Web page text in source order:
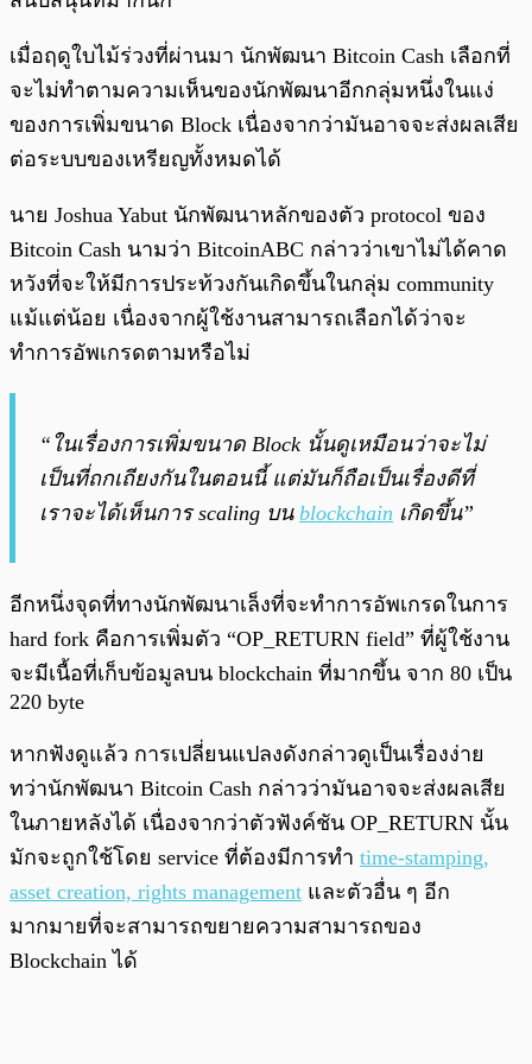
เมื่อฤดูใบไม้ร่วงที่ผ่านมา นักพัฒนา Bitcoin Cash เลือกที่
จะไม่ทำตามความเห็นของนักพัฒนาอีกกลุ่มหนึ่งในแง่
ของการเพิ่มขนาด Block เนื่องจากว่ามันอาจจะส่งผลเสีย
ต่อระบบของเหรียญทั้งหมดได้
นาย Joshua Yabut นักพัฒนาหลักของตัว protocol ของ
Bitcoin Cash นามว่า BitcoinABC กล่าวว่าเขาไม่ได้คาด
หวังที่จะให้มีการประท้วงกันเกิดขึ้นในกลุ่ม community
แม้แต่น้อย เนื่องจากผู้ใช้งานสามารถเลือกได้ว่าจะ
ทำการอัพเกรดตามหรือไม่
“ในเรื่องการเพิ่มขนาด Block นั้นดูเหมือนว่าจะไม่
เป็นที่ถกเถียงกันในตอนนี้ แต่มันก็ถือเป็นเรื่องดีที่
เราจะได้เห็นการ scaling บน blockchain เกิดขึ้น”
อีกหนึ่งจุดที่ทางนักพัฒนาเล็งที่จะทำการอัพเกรดในการ
hard fork คือการเพิ่มตัว “OP_RETURN field” ที่ผู้ใช้งาน
จะมีเนื้อที่เก็บข้อมูลบน blockchain ที่มากขึ้น จาก 80 เป็น
220 byte
หากฟังดูแล้ว การเปลี่ยนแปลงดังกล่าวดูเป็นเรื่องง่าย
ทว่านักพัฒนา Bitcoin Cash กล่าวว่ามันอาจจะส่งผลเสีย
ในภายหลังได้ เนื่องจากว่าตัวฟังค์ชัน OP_RETURN นั้น
มักจะถูกใช้โดย service ที่ต้องมีการทำ time-stamping,
asset creation, rights management และตัวอื่น ๆ อีก
มากมายที่จะสามารถขยายความสามารถของ
Blockchain ได้